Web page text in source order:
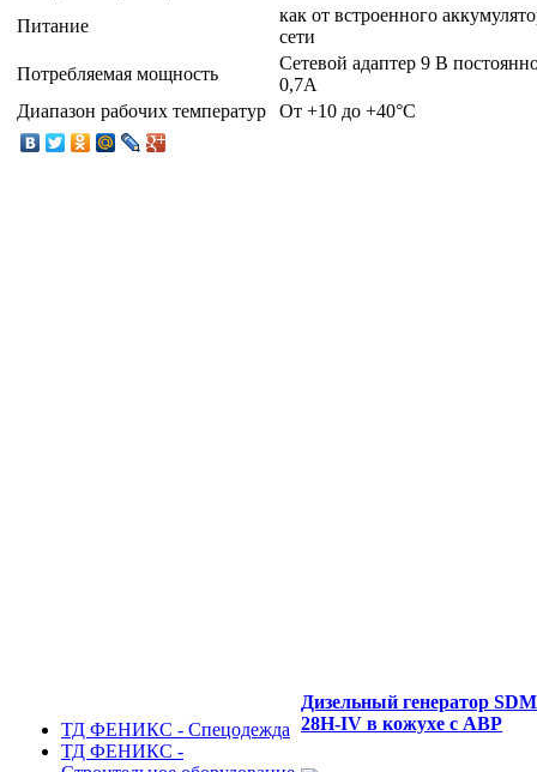
Питание
как от встроенного
сети
Потребляемая мощность
Сетевой адаптер 9 В
0,7А
Диапазон рабочих температур
От +10 до +40°C
ТД ФЕНИКС - Спецодежда
ТД ФЕНИКС -
Дизельный генератор
28H-IV в кожухе с АВР